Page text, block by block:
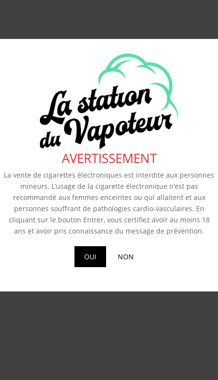
AVERTISSEMENT
La vente de cigarettes électroniques est interdite aux personnes
mineurs. L’usage de la cigarette électronique n’est pas
recommandé aux femmes enceintes ou qui allaitent et aux
personnes souffrant de pathologies cardio-vasculaires. En
cliquant sur le bouton Entrer, vous certifiez avoir au moins 18
ans et avoir pris connaissance du message de prévention.
OUI NON